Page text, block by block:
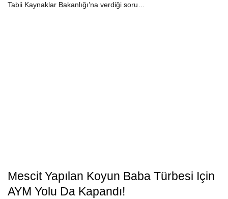
Tabii Kaynaklar Bakanlığı’na verdiği soru…
Mescit Yapılan Koyun Baba Türbesi Için
AYM Yolu Da Kapandı!